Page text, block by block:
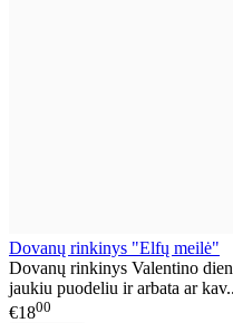
Dovanų rinkinys "Elfų meilė"
Dovanų rinkinys Valentino
jaukiu puodeliu ir arbata ar kav..
€1800